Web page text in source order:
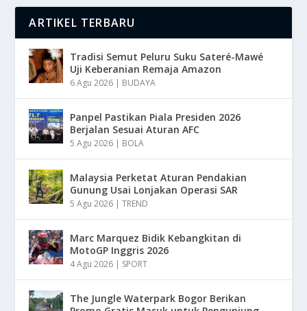
ARTIKEL TERBARU
Tradisi Semut Peluru Suku Sateré-Mawé
Uji Keberanian Remaja Amazon
6 Agu 2026 | BUDAYA
Panpel Pastikan Piala Presiden 2026
Berjalan Sesuai Aturan AFC
5 Agu 2026 | BOLA
Malaysia Perketat Aturan Pendakian
Gunung Usai Lonjakan Operasi SAR
5 Agu 2026 |TREND
Marc Marquez Bidik Kebangkitan di
MotoGP Inggris 2026
4 Agu 2026 | SPORT
The Jungle Waterpark Bogor Berikan